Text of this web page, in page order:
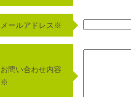
メールアドレス※
お問い合わせ内容
※